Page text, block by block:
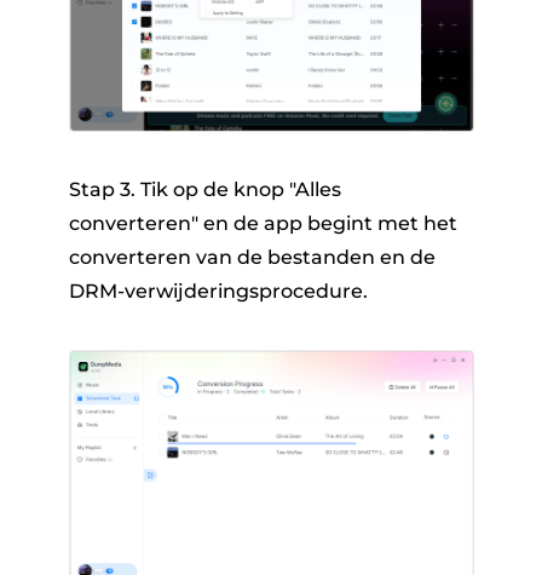
Stap 3. Tik op de knop "Alles
converteren" en de app begint met het
converteren van de bestanden en de
DRM-verwijderingsprocedure.